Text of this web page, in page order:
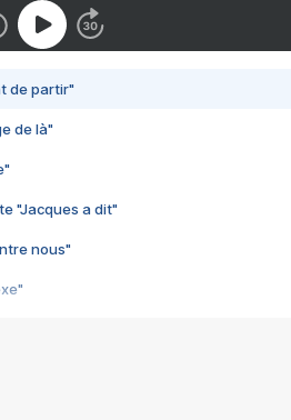
de partir"
de là"
"Jacques a dit"
nous"